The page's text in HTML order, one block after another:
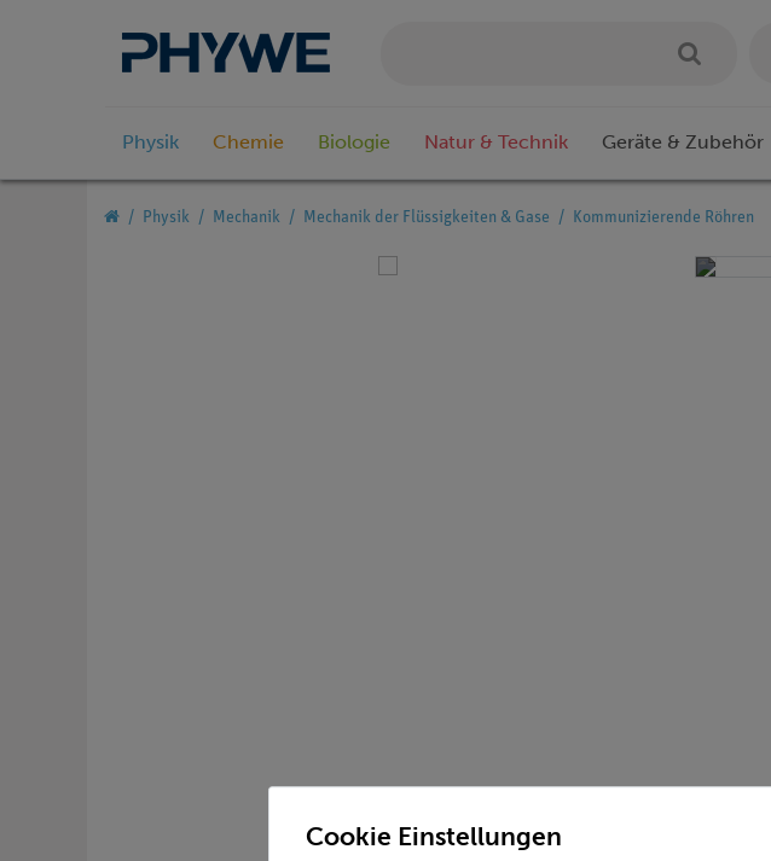
Physik Chemie Biologie Natur & Technik Geräte & Zubehör
Physik Mechanik Mechanik der Flüssigkeiten & Gase Kommunizierende Röhren
Cookie Einstellungen